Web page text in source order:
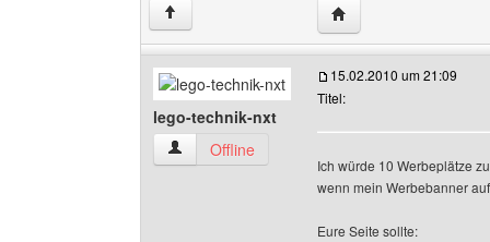
↑ Website dieses
lego-technik-nxt
lego-technik-nxt Benutzer-Profile anzeigen
Offline
15.02.2010 um 21:09
Titel:
Ich würde 10 Werbeplätze
wenn mein Werbebanner
Eure Seite sollte: